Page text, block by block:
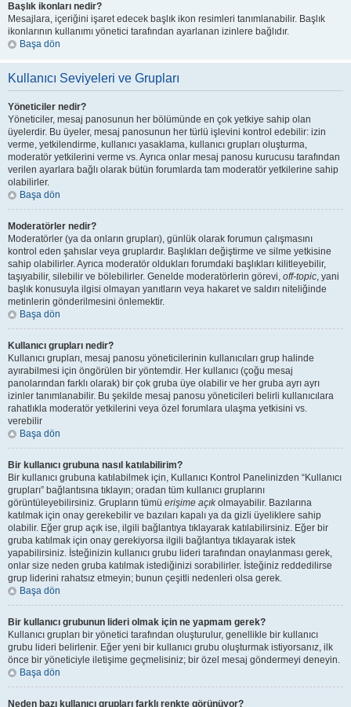
Başlık ikonları nedir?
Mesajlara, içeriğini işaret edecek başlık ikon resimleri tanımlanabilir. Başlık
ikonlarının kullanımı yönetici tarafından ayarlanan izinlere bağlıdır.
Başa dön
Kullanıcı Seviyeleri ve Grupları
Yöneticiler nedir?
Yöneticiler, mesaj panosunun her bölümünde en çok yetkiye sahip olan
üyelerdir. Bu üyeler, mesaj panosunun her türlü işlevini kontrol edebilir: izin
verme, yetkilendirme, kullanıcı yasaklama, kullanıcı grupları oluşturma,
moderatör yetkilerini verme vs. Ayrıca onlar mesaj panosu kurucusu tarafından
verilen ayarlara bağlı olarak bütün forumlarda tam moderatör yetkilerine sahip
olabilirler.
Başa dön
Moderatörler nedir?
Moderatörler (ya da onların grupları), günlük olarak forumun çalışmasını
kontrol eden şahıslar veya gruplardır. Başlıkları değiştirme ve silme yetkisine
sahip olabilirler. Ayrıca moderatör oldukları forumdaki başlıkları kilitleyebilir,
taşıyabilir, silebilir ve bölebilirler. Genelde moderatörlerin görevi, off-topic, yani
başlık konusuyla ilgisi olmayan yanıtların veya hakaret ve saldırı niteliğinde
metinlerin gönderilmesini önlemektir.
Başa dön
Kullanıcı grupları nedir?
Kullanıcı grupları, mesaj panosu yöneticilerinin kullanıcıları grup halinde
ayırabilmesi için öngörülen bir yöntemdir. Her kullanıcı (çoğu mesaj
panolarından farklı olarak) bir çok gruba üye olabilir ve her gruba ayrı ayrı
izinler tanımlanabilir. Bu şekilde mesaj panosu yöneticileri belirli kullanıcılara
rahatlıkla moderatör yetkilerini veya özel forumlara ulaşma yetkisini vs.
verebilir
Başa dön
Bir kullanıcı grubuna nasıl katılabilirim?
Bir kullanıcı grubuna katılabilmek için, Kullanıcı Kontrol Panelinizden “Kullanıcı
grupları” bağlantısına tıklayın; oradan tüm kullanıcı gruplarını
görüntüleyebilirsiniz. Grupların tümü erişime açıkolmayabilir. Bazılarına
katılmak için onay gerekebilir ve bazıları kapalı ya da gizli üyeliklere sahip
olabilir. Eğer grup açık ise, ilgili bağlantıya tıklayarak katılabilirsiniz. Eğer bir
gruba katılmak için onay gerekiyorsa ilgili bağlantıya tıklayarak istek
yapabilirsiniz. İsteğinizin kullanıcı grubu lideri tarafından onaylanması gerek,
onlar size neden gruba katılmak istediğinizi sorabilirler. İsteğiniz reddedilirse
grup liderini rahatsız etmeyin; bunun çeşitli nedenleri olsa gerek.
Başa dön
Bir kullanıcı grubunun lideri olmak için ne yapmam gerek?
Kullanıcı grupları bir yönetici tarafından oluşturulur, genellikle bir kullanıcı
grubu lideri belirlenir. Eğer yeni bir kullanıcı grubu oluşturmak istiyorsanız, ilk
önce bir yöneticiyle iletişime geçmelisiniz; bir özel mesaj göndermeyi deneyin.
Başa dön
Neden bazı kullanıcı grupları farklı renkte görünüyor?